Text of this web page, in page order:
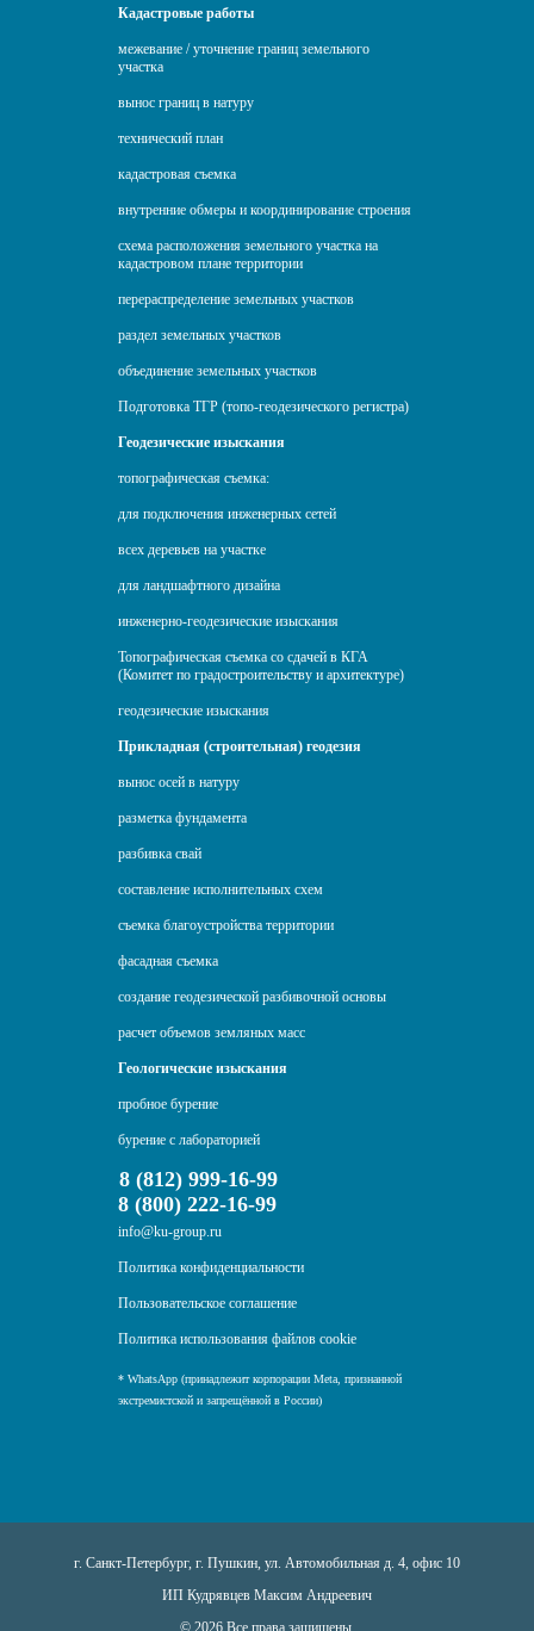
Кадастровые работы
межевание / уточнение границ земельного
участка
вынос границ в натуру
технический план
кадастровая съемка
внутренние обмеры и координирование строения
схема расположения земельного участка на
кадастровом плане территории
перераспределение земельных участков
раздел земельных участков
объединение земельных участков
Подготовка ТГР (топо-геодезического регистра)
Геодезические изыскания
топографическая съемка:
для подключения инженерных сетей
всех деревьев на участке
для ландшафтного дизайна
инженерно-геодезические изыскания
Топографическая съемка со сдачей в КГА
(Комитет по градостроительству и архитектуре)
геодезические изыскания
Прикладная (строительная) геодезия
вынос осей в натуру
разметка фундамента
разбивка свай
составление исполнительных схем
съемка благоустройства территории
фасадная съемка
создание геодезической разбивочной основы
расчет объемов земляных масс
Геологические изыскания
пробное бурение
бурение с лабораторией
8 (812) 999-16-99
8 (800) 222-16-99
info@ku-group.ru
Политика конфиденциальности
Пользовательское соглашение
Политика использования файлов cookie
* WhatsApp (принадлежит корпорации Meta, признанной
экстремистской и запрещённой в России)
г. Санкт-Петербург, г. Пушкин, ул. Автомобильная д. 4, офис 10
ИП Кудрявцев Максим Андреевич
© 2026 Все права защищены.